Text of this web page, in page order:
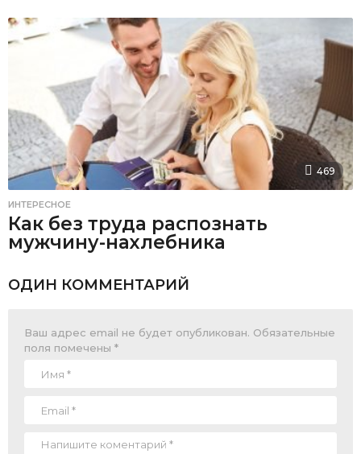
469
ИНТЕРЕСНОЕ
Как без труда распознать
мужчину-нахлебника
ОДИН КОММЕНТАРИЙ
Ваш адрес email не будет опубликован. Обязательные
поля помечены *